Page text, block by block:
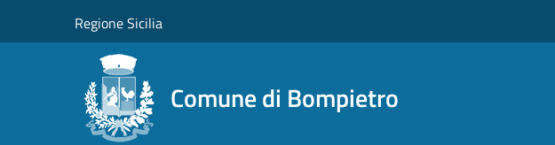
Regione Sicilia
Comune di Bompietro